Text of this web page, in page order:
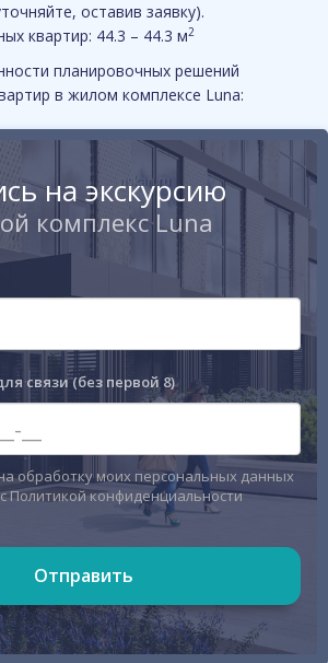
оставив заявку).
квартир: 44.3 – 44.3 м2
планировочных решений
в жилом комплексе Luna:
на экскурсию
комплекс Luna
связи (без первой 8)
обработку моих персональных данных
Политикой конфиденциальности
Отправить